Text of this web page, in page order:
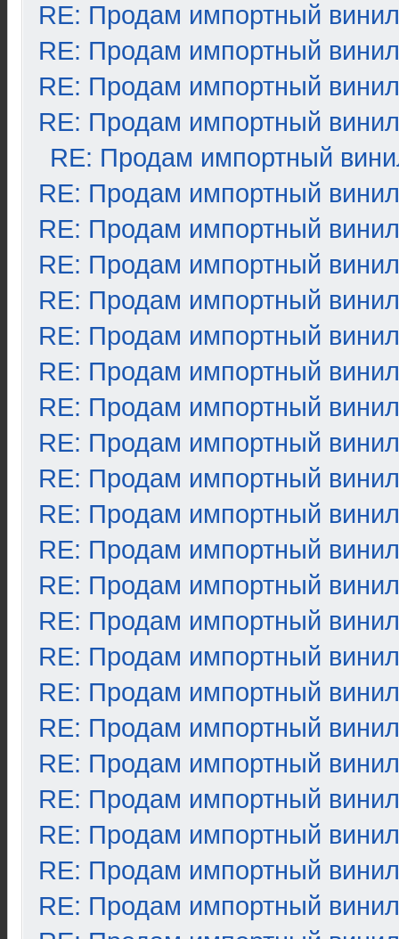
RE: Продам импортный винил
RE: Продам импортный винил
RE: Продам импортный винил
RE: Продам импортный винил
RE: Продам импортный
RE: Продам импортный винил
RE: Продам импортный винил
RE: Продам импортный винил
RE: Продам импортный винил
RE: Продам импортный винил
RE: Продам импортный винил
RE: Продам импортный винил
RE: Продам импортный винил
RE: Продам импортный винил
RE: Продам импортный винил
RE: Продам импортный винил
RE: Продам импортный винил
RE: Продам импортный винил
RE: Продам импортный винил
RE: Продам импортный винил
RE: Продам импортный винил
RE: Продам импортный винил
RE: Продам импортный винил
RE: Продам импортный винил
RE: Продам импортный винил
RE: Продам импортный винил